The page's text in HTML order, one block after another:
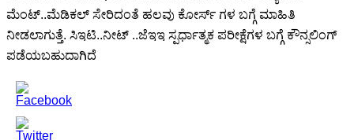
ಮೆಂಟ್..ಮೆಡಿಕಲ್ ಸೇರಿದಂತೆ ಹಲವು ಕೋರ್ಸ್ ಗಳ ಬಗ್ಗೆ ಮಾಹಿತಿ
ನೀಡಲಾಗುತ್ತೆ. ಸಿಇಟಿ..ನೀಟ್ ..ಜೆಇಇ ಸ್ಪರ್ಧಾತ್ಮಕ ಪರೀಕ್ಷೆಗಳ ಬಗ್ಗೆ ಕೌನ್ಸಲಿಂಗ್
ಪಡೆಯಬಹುದಾಗಿದೆ